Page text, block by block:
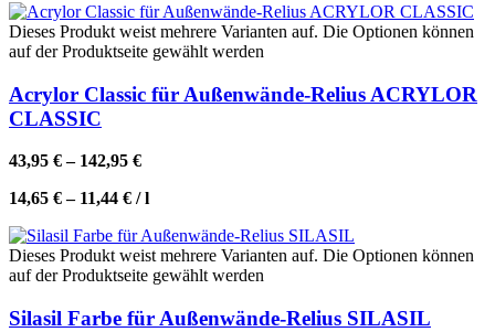
Dieses Produkt weist mehrere Varianten auf. Die Optionen können
auf der Produktseite gewählt werden
Acrylor Classic für Außenwände-Relius ACRYLOR
CLASSIC
43,95 €– 142,95 €
14,65 €– 11,44 € /l
Dieses Produkt weist mehrere Varianten auf. Die Optionen können
auf der Produktseite gewählt werden
Silasil Farbe für Außenwände-Relius SILASIL